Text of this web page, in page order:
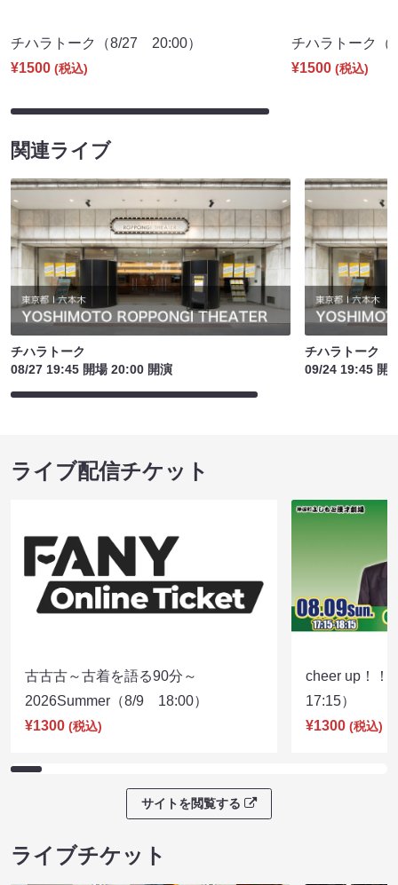
チハラトーク（8/27 20:00）
¥1500 (税込)
チハラトーク
¥1500 (税込)
関連ライブ
チハラトーク
08/27 19:45 開場 20:00 開演
チハラトーク
09/24 19:45 開
ライブ配信チケット
古古古～古着を語る90分～
2026Summer（8/9 18:00）
¥1300 (税込)
cheer up！
17:15）
¥1300 (税込)
サイトを閲覧する
ライブチケット